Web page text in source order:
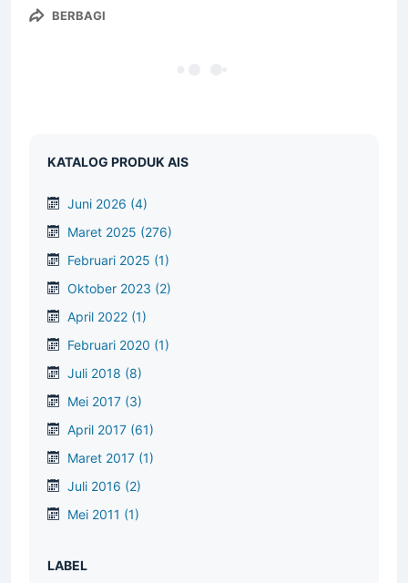
BERBAGI
KATALOG PRODUK AIS
Juni 2026 (4)
Maret 2025 (276)
Februari 2025 (1)
Oktober 2023 (2)
April 2022 (1)
Februari 2020 (1)
Juli 2018 (8)
Mei 2017 (3)
April 2017 (61)
Maret 2017 (1)
Juli 2016 (2)
Mei 2011 (1)
LABEL